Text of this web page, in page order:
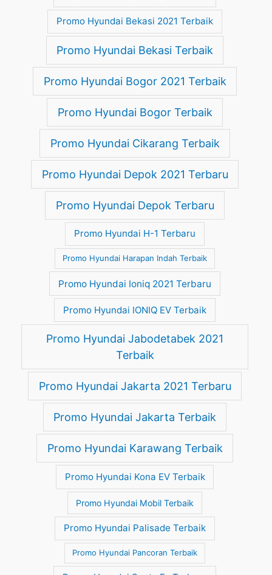
Promo Hyundai Bekasi 2021 Terbaik
Promo Hyundai Bekasi Terbaik
Promo Hyundai Bogor 2021 Terbaik
Promo Hyundai Bogor Terbaik
Promo Hyundai Cikarang Terbaik
Promo Hyundai Depok 2021 Terbaru
Promo Hyundai Depok Terbaru
Promo Hyundai H-1 Terbaru
Promo Hyundai Harapan Indah Terbaik
Promo Hyundai Ioniq 2021 Terbaru
Promo Hyundai IONIQ EV Terbaik
Promo Hyundai Jabodetabek 2021
Terbaik
Promo Hyundai Jakarta 2021 Terbaru
Promo Hyundai Jakarta Terbaik
Promo Hyundai Karawang Terbaik
Promo Hyundai Kona EV Terbaik
Promo Hyundai Mobil Terbaik
Promo Hyundai Palisade Terbaik
Promo Hyundai Pancoran Terbaik